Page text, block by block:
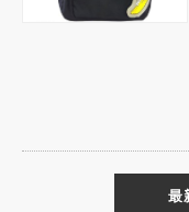
最